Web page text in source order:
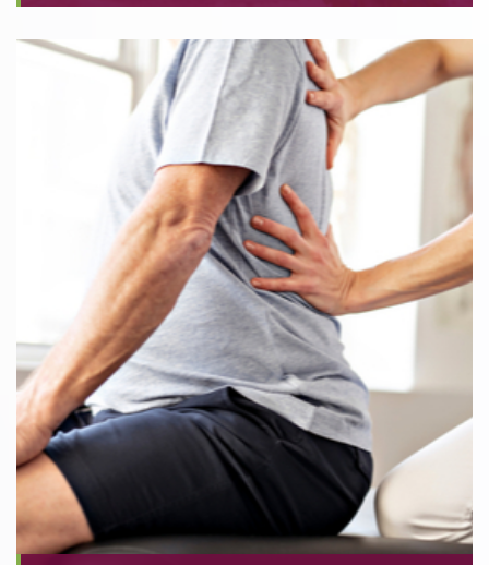
בעת מחלה, צרכיו התזונתיים של החולה משתנים. לעיתים
המחלה עצמה גורמת לקשיים מסוימים באכילה או בספיגת
המזון. בנוסף, במהלך הטיפולים האונקולוגיים עלולים המטופלים
לחוות סימפטומים ותופעות לוואי המשפיעים אף הם על מצבו
התזונתי של המטופל ביניהם ירידה במשקל, בחילות, הקאות,
שלשולים, עצירות, חוסר תאבון ועוד.
מטופל במצב תזונתי תקין יוכל לעבור את הטיפולים בצורה
רציפה וטובה יותר, לחוות פחות תופעות לוואי תזונתיות
ולהפחית את הסיכון לסיבוכים נוספים הנובעים ממצב תזונתי
ירוד או תת תזונה.
בנוסף לכך, אורח חיים בריא לאחר תקופת הטיפולים יכול לפחית
את הסכנה לחזרת המחלה, כפי שהוכח במחקרים גדולים שבוצעו
בעולם במחלימים מסרטן השד וסרטן המעי הגס.
במכון האונקולוגי, בנוסף לדיאטניות העובדות במחלקות
האשפוז, פועלת מרפאת תזונה התומכת בחולים אמבולטוריים
בכל שלבי הטיפול במחלה ובכל סוגי הטיפול. הטיפול כולל פגישות
ייעוץ ומעקב וניתן ע"י דיאטניות קליניות המתמחות בתזונה
לחולי סרטן.
המרפאה פועלת בימים ב', ג', ד' בשעות הבוקר. הפניות ניתן
לקבל דרך הצוות המטפל או האחות האחראית על המרפאה.
קביעת התורים מתבצעת על ידי אחות המרפאה.